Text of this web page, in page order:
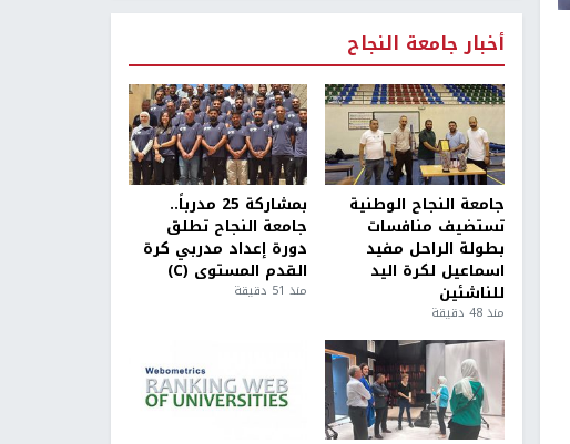
أخبار جامعة النجاح
جامعة النجاح الوطنية
تستضيف منافسات
بطولة الراحل مفيد
اسماعيل لكرة اليد
للناشئين
منذ 48 دقيقة
بمشاركة 25 مدرباً..
جامعة النجاح تطلق
دورة إعداد مدربي كرة
القدم المستوى (C)
منذ 51 دقيقة